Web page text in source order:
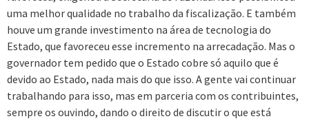
uma melhor qualidade no trabalho da fiscalização. E também
houve um grande investimento na área de tecnologia do
Estado, que favoreceu esse incremento na arrecadação. Mas o
governador tem pedido que o Estado cobre só aquilo que é
devido ao Estado, nada mais do que isso. A gente vai continuar
trabalhando para isso, mas em parceria com os contribuintes,
sempre os ouvindo, dando o direito de discutir o que está